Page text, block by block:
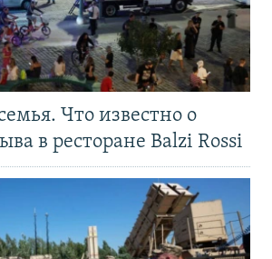
Что известно о
в ресторане Balzi Rossi